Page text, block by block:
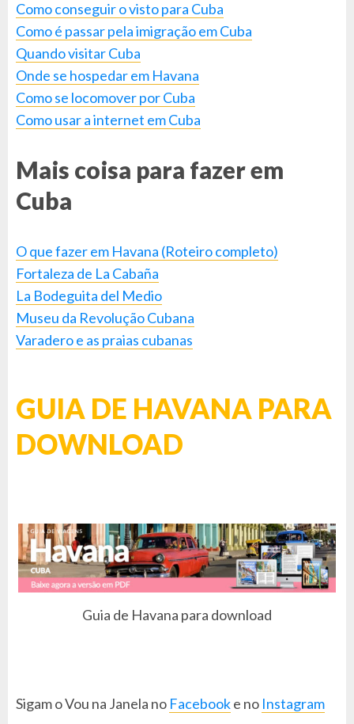
Como conseguir o visto para Cuba
Como é passar pela imigração em Cuba
Quando visitar Cuba
Onde se hospedar em Havana
Como se locomover por Cuba
Como usar a internet em Cuba
Mais coisa para fazer em
Cuba
O que fazer em Havana (Roteiro completo)
Fortaleza de La Cabaña
La Bodeguita del Medio
Museu da Revolução Cubana
Varadero e as praias cubanas
GUIA DE HAVANA PARA
DOWNLOAD
Guia de Havana para download
Sigam o Vou na Janela no Facebooke no Instagram